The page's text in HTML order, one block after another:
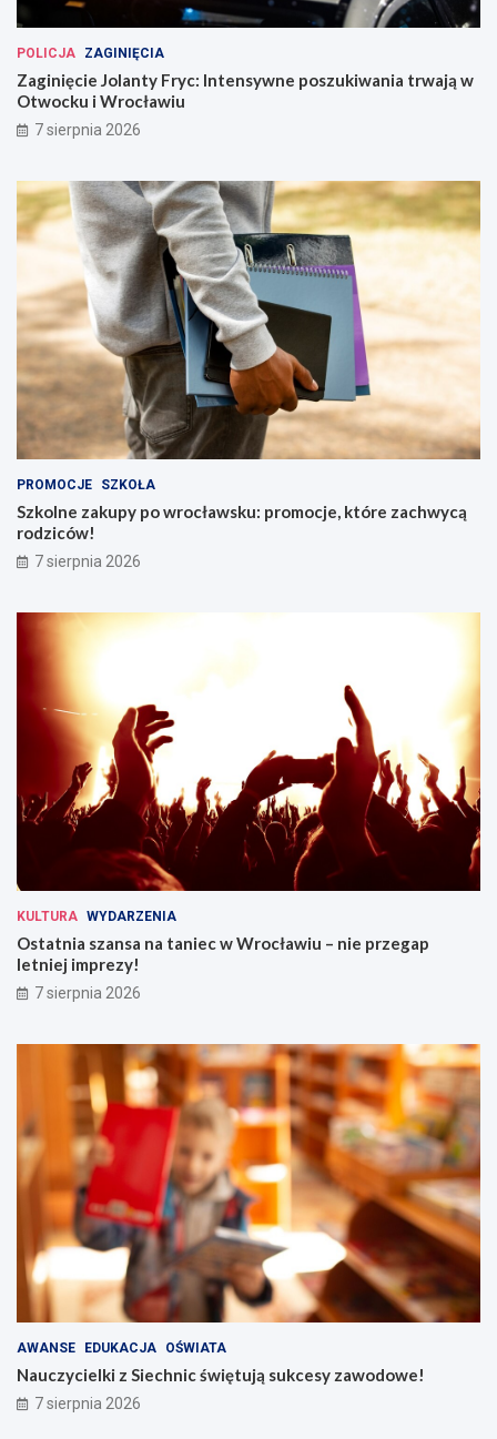
POLICJA ZAGINIĘCIA
Zaginięcie Jolanty Fryc: Intensywne poszukiwania trwają w
Otwocku i Wrocławiu
7 sierpnia 2026
PROMOCJE SZKOŁA
Szkolne zakupy po wrocławsku: promocje, które zachwycą
rodziców!
7 sierpnia 2026
KULTURA WYDARZENIA
Ostatnia szansa na taniec w Wrocławiu – nie przegap
letniej imprezy!
7 sierpnia 2026
AWANSE EDUKACJA OŚWIATA
Nauczycielki z Siechnic świętują sukcesy zawodowe!
7 sierpnia 2026